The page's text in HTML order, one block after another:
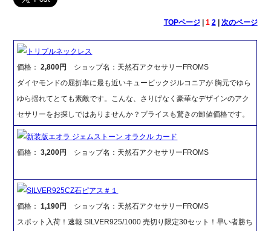
TOPページ| 1 2| 次のページ
トリプルネックレス
価格：2,800円
ショップ名：天然石アクセサリーFROMS
ダイヤモンドの屈折率に最も近いキュービックジルコニアが 胸元でゆら
ゆら揺れてとても素敵です。こんな、さりげなく豪華なデザインのアク
セサリーをお探しではありませんか？プライスも驚きの卸値価格です。
新装版エオラ ジェムストーン オラクル カード
価格：3,200円 ショップ名：天然石アクセサリーFROMS
SILVER925CZ石ピアス＃１
価格：1,190円
ショップ名：天然石アクセサリーFROMS
スポット入荷！速報 SILVER925/1000 売切り限定30セット！早い者勝ち